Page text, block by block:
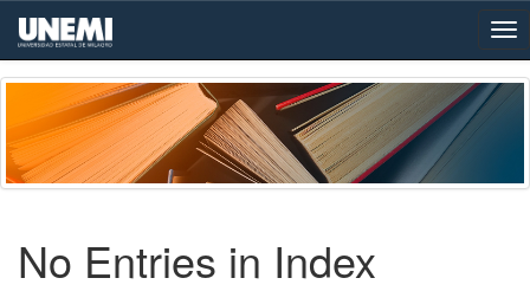
Skip
navigation
No Entries in Index